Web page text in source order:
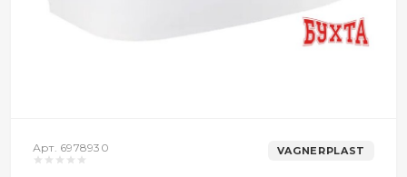
Арт. 6978930 VAGNERPLAST